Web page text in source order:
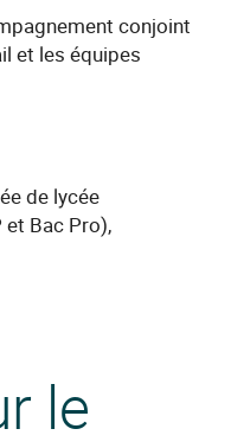
conjoint
et les équipes
de lycée
et Bac Pro),
le